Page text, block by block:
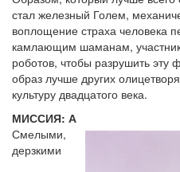
стал железный Голем,
воплощение страха человека
камлающим шаманам,
роботов, чтобы разрушить эту
образ лучше других
культуру двадцатого века.
МИССИЯ: А
Смелыми,
дерзкими